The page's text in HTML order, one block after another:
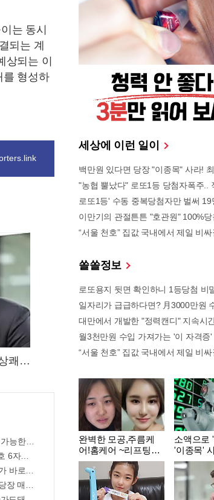
는 동시
되는 계
되는 이
를 형성하
쾌해
능한 이 "자격증" 주목받고 있어..
6자리 모두 유출...관계자 실수로 "비상"!
바로 나타난다!!
장 매수해라!!
압박을 가중시키고 있다. 연초 한동훈
부터 대통령의 내란 혐의에 대한 부적절
그리고 외교적 성과 없는 '빈손 방미' 논
리더십은 이미 바닥을 쳤다는 분석이
은 장 대표가 사퇴를 거부하고 음모론
국민의힘의 수권 정당 이미지는 회복
을 입을 것이라고 경고하고 있다. 보수
위해 지도부 총사퇴를 포함한 근본적인
필요하다는 목소리가 6·10 만세운동 기
뜨겁게 달구고 있다.
세상에 이런 일이
"농협 뿔났다" 로또1등 당첨자폭주..
로또1등' 수동 중복당첨자만 벌써 19
쏠쏠정보
대만에서 개발한 "정력캔디" 지속시
완벽한 모공,주름케
어!홈케어 ~리프팅모
공팩
소액으로
'이종목'